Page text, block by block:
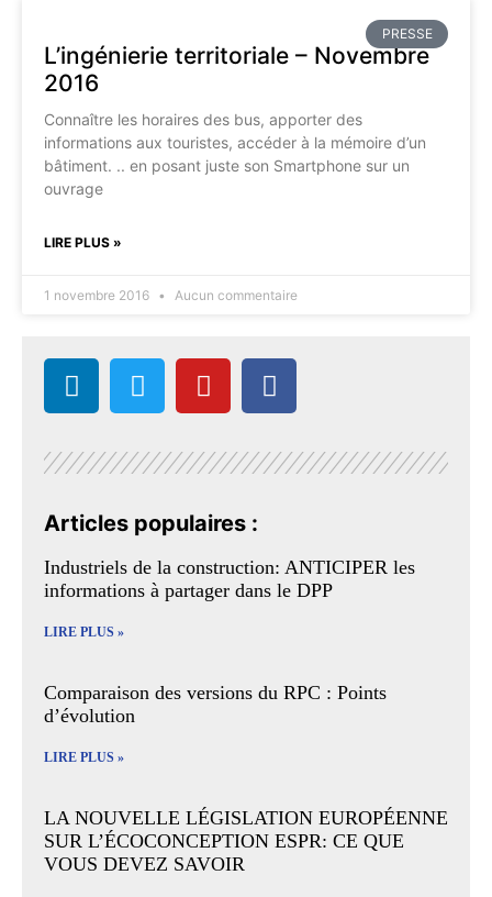
PRESSE
L’ingénierie territoriale – Novembre
2016
Connaître les horaires des bus, apporter des
informations aux touristes, accéder à la mémoire d’un
bâtiment. .. en posant juste son Smartphone sur un
ouvrage
LIRE PLUS »
1 novembre 2016 Aucun commentaire
Articles populaires :
Industriels de la construction: ANTICIPER les
informations à partager dans le DPP
LIRE PLUS »
Comparaison des versions du RPC : Points
d’évolution
LIRE PLUS »
LA NOUVELLE LÉGISLATION EUROPÉENNE
SUR L’ÉCOCONCEPTION ESPR: CE QUE
VOUS DEVEZ SAVOIR